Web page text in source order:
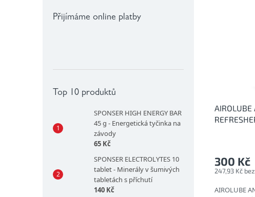
Přijímáme online platby
Top 10 produktů
SPONSER HIGH ENERGY BAR
45 g - Energetická tyčinka na
závody
65 Kč
SPONSER ELECTROLYTES 10
tablet - Minerály v šumivých
tabletách s příchutí
140 Kč
AIROLUBE
247,93 Kč
300 Kč
AIROLUBE